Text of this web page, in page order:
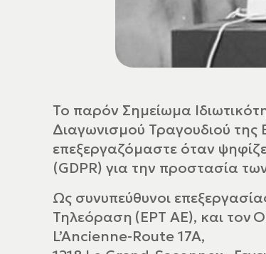
Το παρόν Σημείωμα
Διαγωνισμού Τραγουδιού
επεξεργαζόμαστε όταν
(GDPR) για την προστασία
Ως συνυπεύθυνοι
Τηλεόραση (ΕΡΤ ΑΕ), και τον
L’Ancienne-Route 17A,